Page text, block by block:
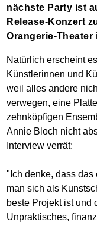
nächste Party ist
Release-Konzert
Orangerie-
Natürlich erscheint
Künstlerinnen und
weil alles andere
verwegen, eine
zehnköpfigen
Annie Bloch nicht
Interview verrät:
"Ich denke, dass das
man sich als
beste Projekt ist und
Unpraktisches,